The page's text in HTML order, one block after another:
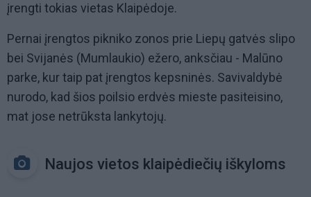
įrengti tokias vietas Klaipėdoje.
Pernai įrengtos pikniko zonos prie Liepų gatvės slipo
bei Svijanės (Mumlaukio) ežero, anksčiau - Malūno
parke, kur taip pat įrengtos kepsninės. Savivaldybė
nurodo, kad šios poilsio erdvės mieste pasiteisino,
mat jose netrūksta lankytojų.
Naujos vietos klaipėdiečių iškyloms